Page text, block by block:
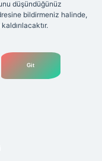
düşündüğünüz
bildirmeniz halinde,